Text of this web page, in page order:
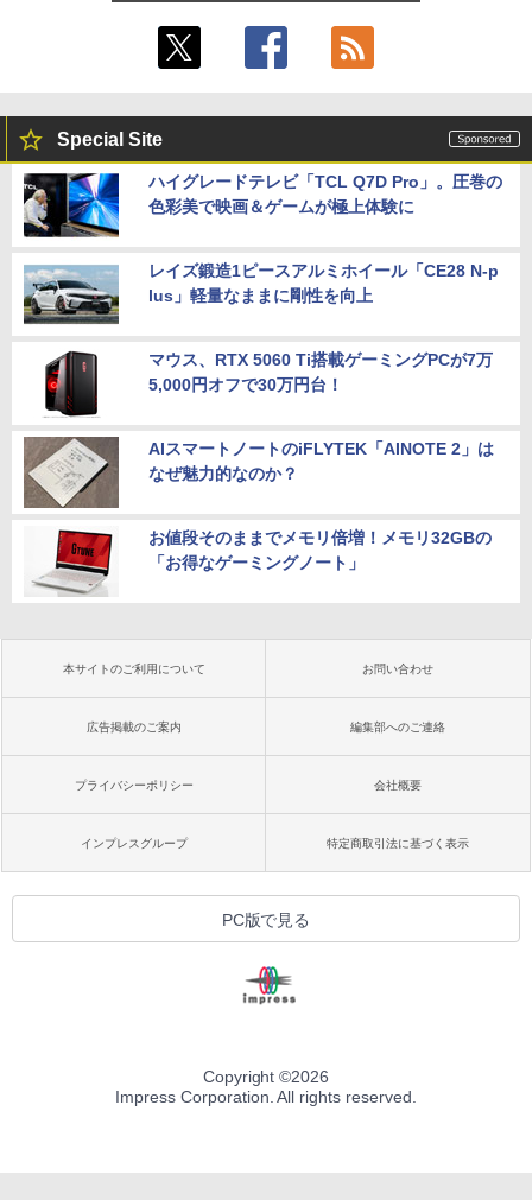
Special Site
ハイグレードテレビ「TCL Q7D Pro」。圧巻の
色彩美で映画＆ゲームが極上体験に
レイズ鍛造1ピースアルミホイール「CE28 N-p
lus」軽量なままに剛性を向上
マウス、RTX 5060 Ti搭載ゲーミングPCが7万
5,000円オフで30万円台！
AIスマートノートのiFLYTEK「AINOTE 2」は
なぜ魅力的なのか？
お値段そのままでメモリ倍増！メモリ32GBの
「お得なゲーミングノート」
本サイトのご利用について お問い合わせ
広告掲載のご案内 編集部へのご連絡
プライバシーポリシー 会社概要
インプレスグループ 特定商取引法に基づく表示
PC版で見る
Copyright ©2026
Impress Corporation. All rights reserved.